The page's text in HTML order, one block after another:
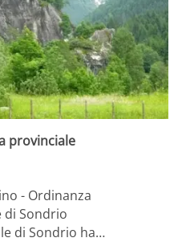
provinciale
- Ordinanza
di Sondrio
di Sondrio ha…